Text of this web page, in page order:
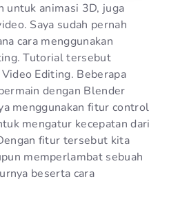
untuk animasi 3D, juga
Saya sudah pernah
cara menggunakan
Tutorial tersebut
Editing. Beberapa
dengan Blender
menggunakan fitur control
mengatur kecepatan dari
fitur tersebut kita
memperlambat sebuah
beserta cara